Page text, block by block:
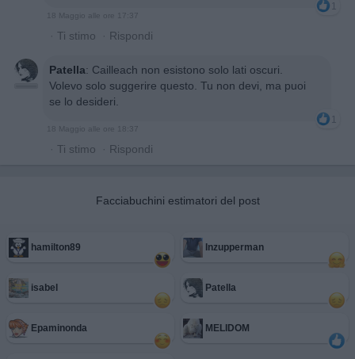
1
18 Maggio alle ore 17:37
· Ti stimo · Rispondi
Patella: Cailleach non esistono solo lati oscuri.
Volevo solo suggerire questo. Tu non devi, ma puoi
se lo desideri.
1
18 Maggio alle ore 18:37
· Ti stimo · Rispondi
Facciabuchini estimatori del post
hamilton89 Inzupperman
isabel Patella
Epaminonda MELIDOM